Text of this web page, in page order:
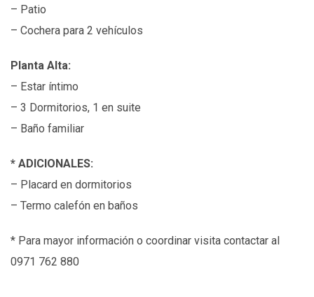
– Patio
– Cochera para 2 vehículos
Planta Alta:
– Estar íntimo
– 3 Dormitorios, 1 en suite
– Baño familiar
* ADICIONALES:
– Placard en dormitorios
– Termo calefón en baños
* Para mayor información o coordinar visita contactar al
0971 762 880